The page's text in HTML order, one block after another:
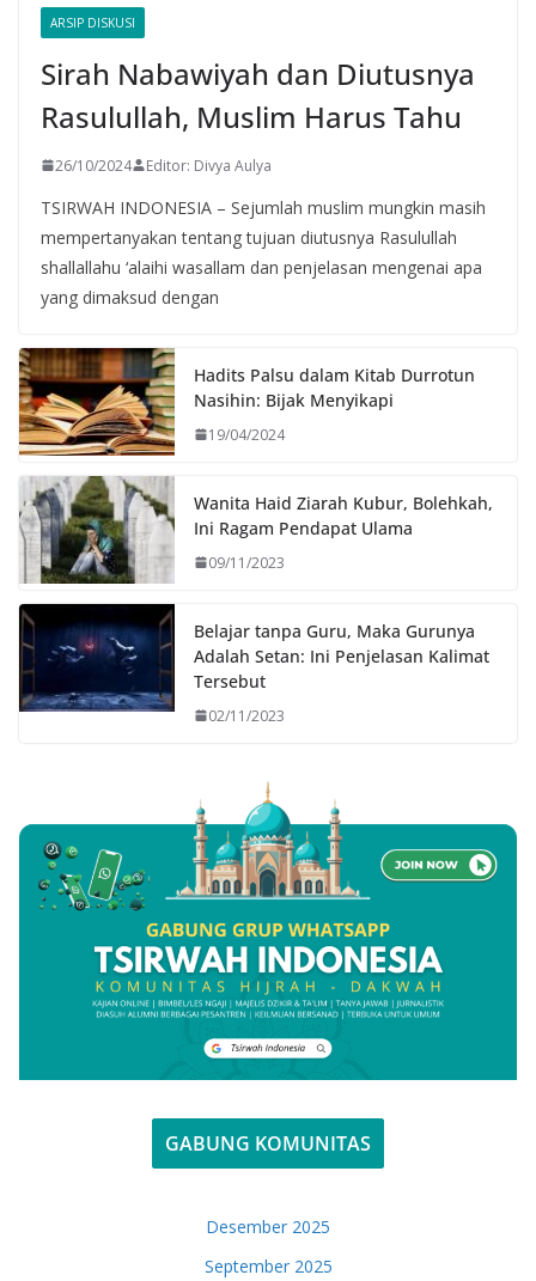
ARSIP DISKUSI
Sirah Nabawiyah dan Diutusnya
Rasulullah, Muslim Harus Tahu
26/10/2024 Editor: Divya Aulya
TSIRWAH INDONESIA – Sejumlah muslim mungkin masih
mempertanyakan tentang tujuan diutusnya Rasulullah
shallallahu ‘alaihi wasallam dan penjelasan mengenai apa
yang dimaksud dengan
Hadits Palsu dalam Kitab Durrotun
Nasihin: Bijak Menyikapi
19/04/2024
Wanita Haid Ziarah Kubur, Bolehkah,
Ini Ragam Pendapat Ulama
09/11/2023
Belajar tanpa Guru, Maka Gurunya
Adalah Setan: Ini Penjelasan Kalimat
Tersebut
02/11/2023
GABUNG KOMUNITAS
Desember 2025
September 2025